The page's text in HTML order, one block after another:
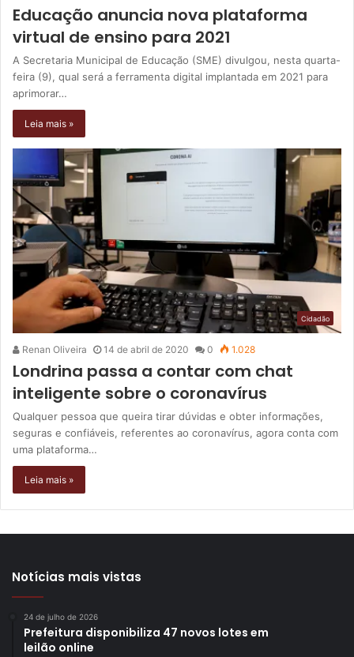
Educação anuncia nova plataforma
virtual de ensino para 2021
A Secretaria Municipal de Educação (SME) divulgou, nesta quarta-
feira (9), qual será a ferramenta digital implantada em 2021 para
aprimorar…
Leia mais »
Cidadão
Renan Oliveira 14 de abril de 2020 0 1.028
Londrina passa a contar com chat
inteligente sobre o coronavírus
Qualquer pessoa que queira tirar dúvidas e obter informações,
seguras e confiáveis, referentes ao coronavírus, agora conta com
uma plataforma…
Leia mais »
Notícias mais vistas
24 de julho de 2026
Prefeitura disponibiliza 47 novos lotes em
leilão online